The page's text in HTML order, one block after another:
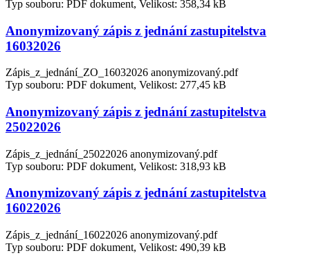
Typ souboru: PDF dokument, Velikost: 358,34 kB
Anonymizovaný zápis z jednání zastupitelstva
16032026
Zápis_z_jednání_ZO_16032026 anonymizovaný.pdf
Typ souboru: PDF dokument, Velikost: 277,45 kB
Anonymizovaný zápis z jednání zastupitelstva
25022026
Zápis_z_jednání_25022026 anonymizovaný.pdf
Typ souboru: PDF dokument, Velikost: 318,93 kB
Anonymizovaný zápis z jednání zastupitelstva
16022026
Zápis_z_jednání_16022026 anonymizovaný.pdf
Typ souboru: PDF dokument, Velikost: 490,39 kB